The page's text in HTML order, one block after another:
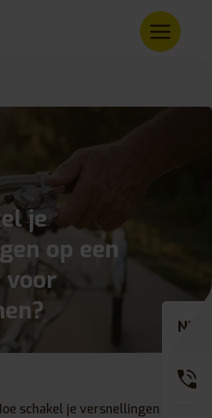
je
op een
schakel je versnellingen op
NL